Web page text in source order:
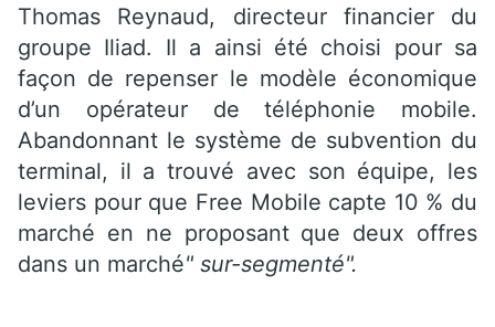
Thomas Reynaud, directeur financier du
groupe Iliad. Il a ainsi été choisi pour sa
façon de repenser le modèle économique
d’un opérateur de téléphonie mobile.
Abandonnant le système de subvention du
terminal, il a trouvé avec son équipe, les
leviers pour que Free Mobile capte 10 % du
marché en ne proposant que deux offres
dans un marché" sur-segmenté".